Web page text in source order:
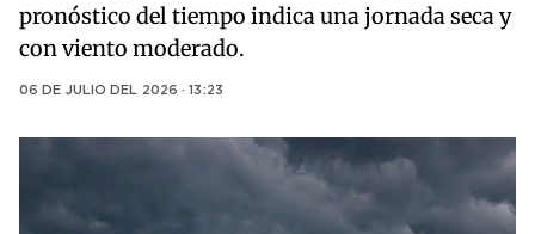
pronóstico del tiempo indica una jornada seca y
con viento moderado.
06 DE JULIO DEL 2026 · 13:23